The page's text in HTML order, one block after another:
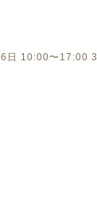
日 10:00〜17:00